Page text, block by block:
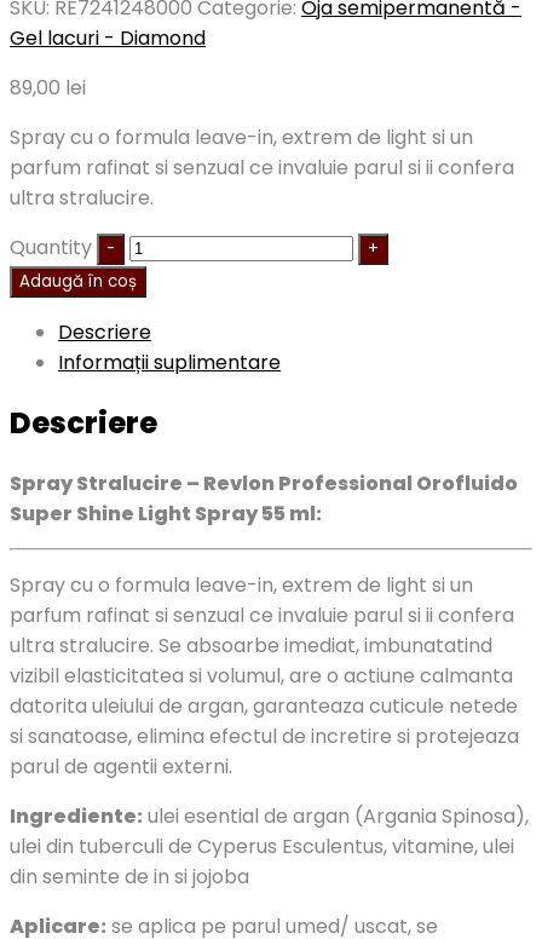
SKU: RE7241248000 Categorie: Oja semipermanentă -
Gel lacuri - Diamond
89,00 lei
Spray cu o formula leave-in, extrem de light si un
parfum rafinat si senzual ce invaluie parul si ii confera
ultra stralucire.
Quantity
Adaugă în coș
Descriere
Informații suplimentare
Descriere
Spray Stralucire – Revlon Professional Orofluido
Super Shine Light Spray 55 ml:
Spray cu o formula leave-in, extrem de light si un
parfum rafinat si senzual ce invaluie parul si ii confera
ultra stralucire. Se absoarbe imediat, imbunatatind
vizibil elasticitatea si volumul, are o actiune calmanta
datorita uleiului de argan, garanteaza cuticule netede
si sanatoase, elimina efectul de incretire si protejeaza
parul de agentii externi.
Ingrediente: ulei esential de argan (Argania Spinosa),
ulei din tuberculi de Cyperus Esculentus, vitamine, ulei
din seminte de in si jojoba
Aplicare: se aplica pe parul umed/ uscat, se